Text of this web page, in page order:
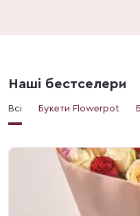
Наші бестселери
Всі Букети Flowerpot